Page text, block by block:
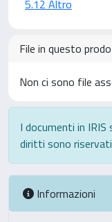
5.12 Altro
File in questo
Non ci sono file
I documenti in
diritti sono
Informazioni